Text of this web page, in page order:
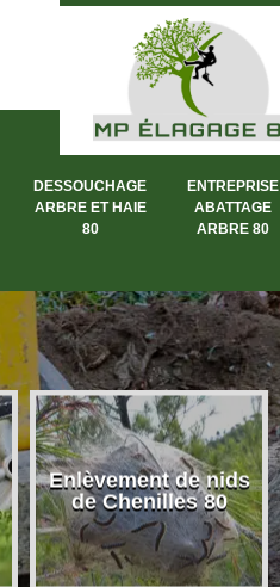
DESSOUCHAGE
ARBRE ET HAIE
80
ENTREPRISE
ABATTAGE
ARBRE 80
Enlèvement de nids
de Chenilles 80